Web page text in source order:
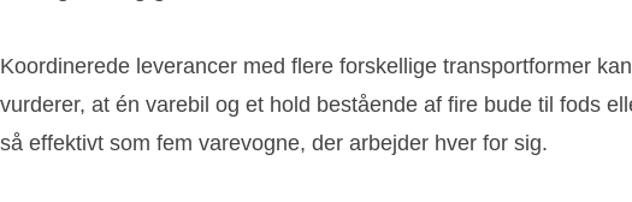
Koordinerede leverancer med flere forskellige transportformer
vurderer, at én varebil og et hold bestående af fire bude til fods
så effektivt som fem varevogne, der arbejder hver for sig.